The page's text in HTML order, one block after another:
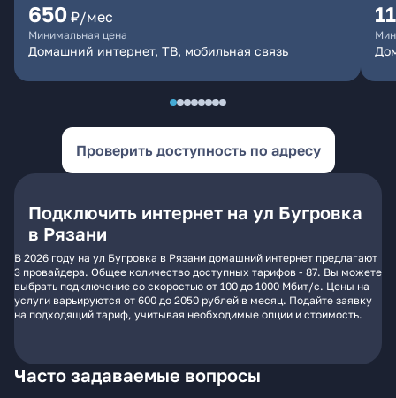
650 ₽/мес
Минимальная цена
Домашний интернет, ТВ, мобильная связь
Проверить доступность по адресу
Подключить интернет на ул Бугровка
в Рязани
В 2026 году на ул Бугровка в Рязани домашний интернет предлагают
3 провайдера. Общее количество доступных тарифов - 87. Вы можете
выбрать подключение со скоростью от 100 до 1000 Мбит/с. Цены на
услуги варьируются от 600 до 2050 рублей в месяц. Подайте заявку
на подходящий тариф, учитывая необходимые опции и стоимость.
Часто задаваемые вопросы